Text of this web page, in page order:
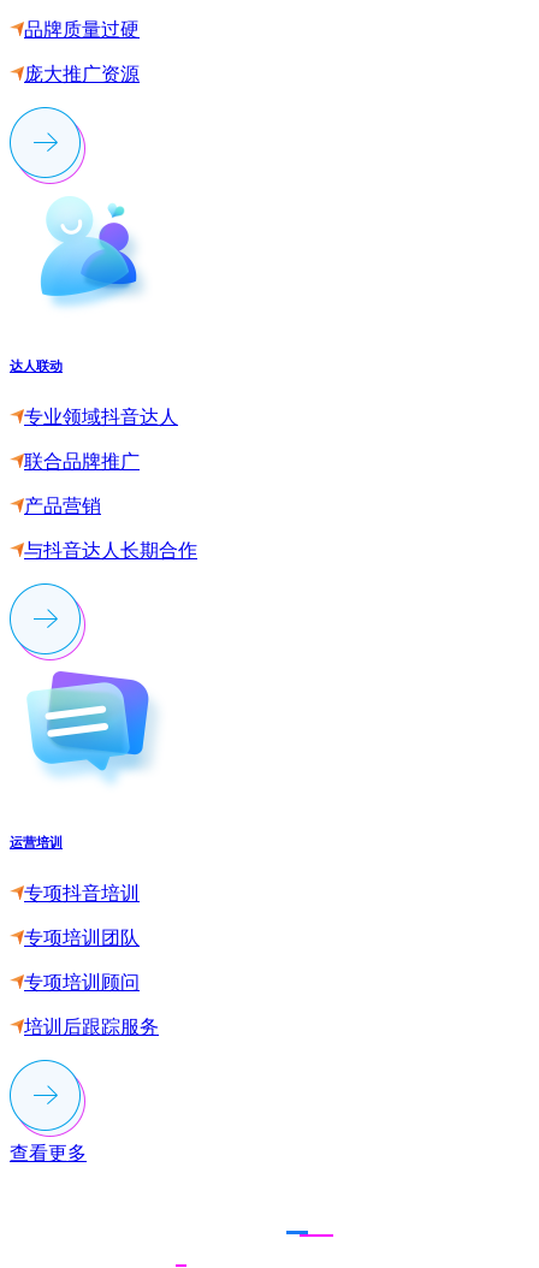
品牌质量过硬
庞大推广资源
达人联动
专业领域抖音达人
联合品牌推广
产品营销
与抖音达人长期合作
运营培训
专项抖音培训
专项培训团队
专项培训顾问
培训后跟踪服务
查看更多